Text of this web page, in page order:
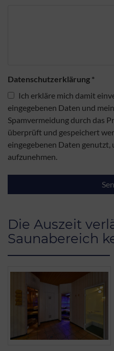
Datenschutzerklärung *
Ich erkläre mich damit
eingegebenen Daten und
Spamvermeidung durch das
überprüft und gespeichert
eingegebenen Daten
aufzunehmen.
Die Auszeit
Saunabereich